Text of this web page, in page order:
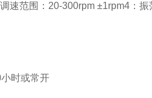
速范围：20-300rpm ±1rpm4：振
时或常开